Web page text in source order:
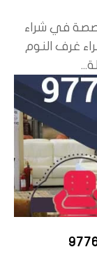
في شراء
غرف النوم